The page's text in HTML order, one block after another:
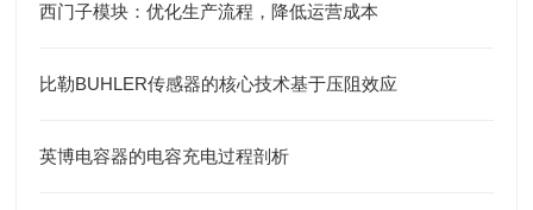
西门子模块：优化生产流程，降低运营成本
比勒BUHLER传感器的核心技术基于压阻效应
英博电容器的电容充电过程剖析